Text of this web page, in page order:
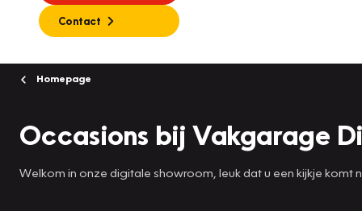
Contact
Homepage
Occasions bij Vakgarage
Welkom in onze digitale showroom, leuk dat u een kijkje komt